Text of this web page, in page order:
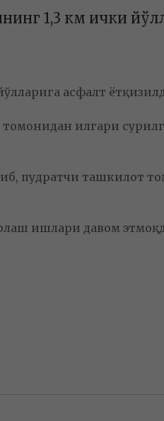
1,3 км ички
асфалт
илгари
пудратчи ташкилот
ишлари давом